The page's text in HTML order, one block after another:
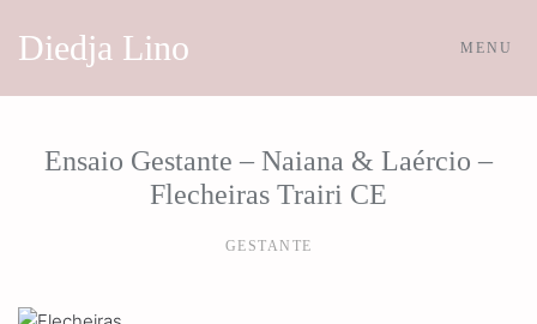
Skip to main content
Diedja Lino MENU
Ensaio Gestante – Naiana & Laércio –
Flecheiras Trairi CE
GESTANTE